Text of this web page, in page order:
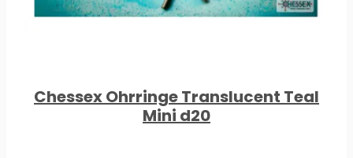
Chessex Ohrringe Translucent Teal
Mini d20